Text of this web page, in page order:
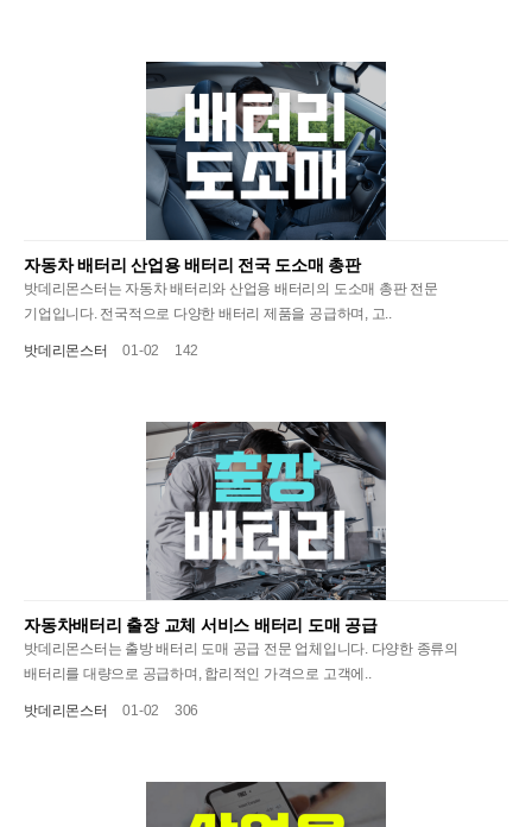
자동차 배터리 산업용 배터리 전국 도소매 총판
밧데리몬스터는 자동차 배터리와 산업용 배터리의 도소매 총판 전문
기업입니다. 전국적으로 다양한 배터리 제품을 공급하며, 고..
밧데리몬스터 01-02 142
자동차배터리 출장 교체 서비스 배터리 도매 공급
밧데리몬스터는 출방 배터리 도매 공급 전문 업체입니다. 다양한 종류의
배터리를 대량으로 공급하며, 합리적인 가격으로 고객에..
밧데리몬스터 01-02 306